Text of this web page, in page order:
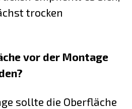
trocken
vor der Montage
sollte die Oberfläche